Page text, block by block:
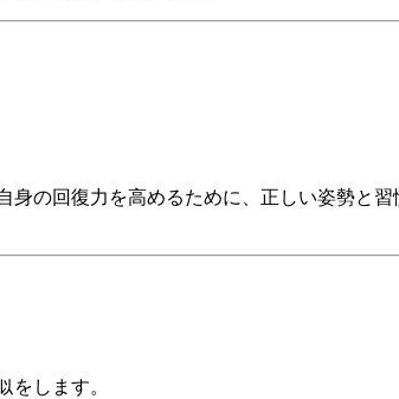
の回復力を高めるために、正しい姿勢と
します。